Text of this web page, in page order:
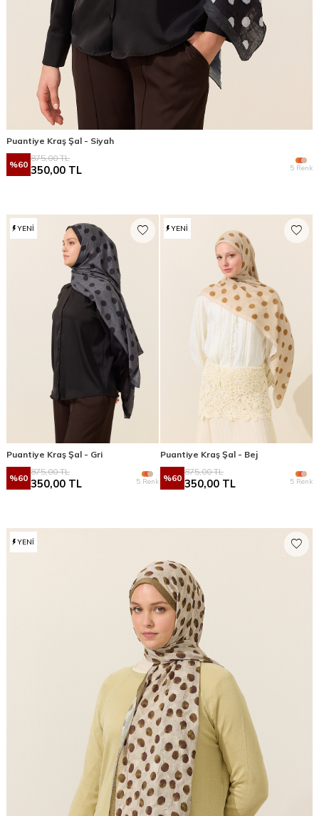
Puantiye Kraş Şal - Siyah
%60
875,00TL
350,00 TL 5 Renk
YENI
Puantiye Kraş Şal - Gri
%60
875,00TL
350,00 TL 5 Renk
YENI
Puantiye Kraş Şal - Bej
%60
875,00TL
350,00 TL 5 Renk
YENI